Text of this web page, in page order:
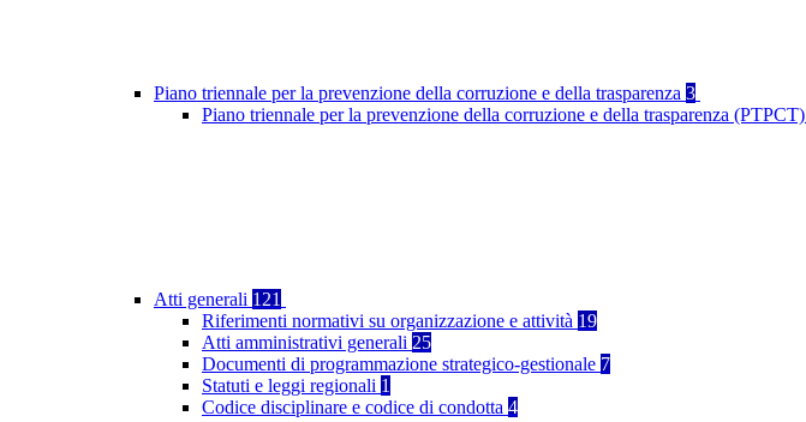
Piano triennale per la prevenzione della corruzione e della trasparenza 3
Piano triennale per la prevenzione della corruzione e della trasparenza (PTPCT)
Atti generali 121
Riferimenti normativi su organizzazione e attività 19
Atti amministrativi generali 25
Documenti di programmazione strategico-gestionale 7
Statuti e leggi regionali 1
Codice disciplinare e codice di condotta 4